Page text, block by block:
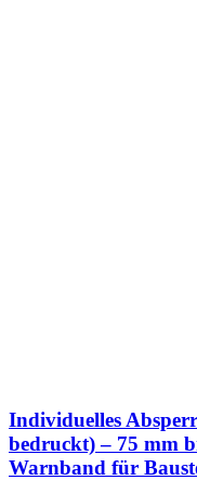
Individuelles
bedruckt) – 75 mm
Warnband für